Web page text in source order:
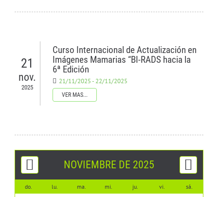
21
nov.
2025
Curso Internacional de Actualización en
Imágenes Mamarias “BI-RADS hacia la
6ª Edición
21/11/2025 - 22/11/2025
VER MAS...
NOVIEMBRE DE 2025
do. lu. ma. mi. ju. vi. sá.